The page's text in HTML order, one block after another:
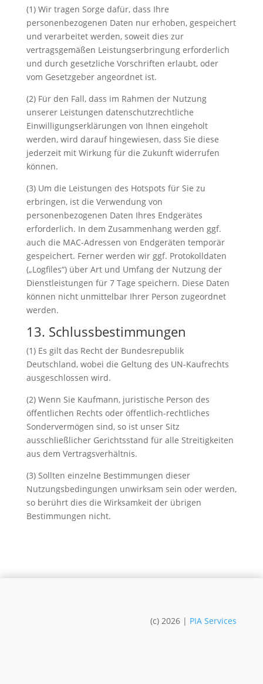
(1) Wir tragen Sorge dafür, dass Ihre
personenbezogenen Daten nur erhoben, gespeichert
und verarbeitet werden, soweit dies zur
vertragsgemäßen Leistungserbringung erforderlich
und durch gesetzliche Vorschriften erlaubt, oder
vom Gesetzgeber angeordnet ist.
(2) Für den Fall, dass im Rahmen der Nutzung
unserer Leistungen datenschutzrechtliche
Einwilligungserklärungen von Ihnen eingeholt
werden, wird darauf hingewiesen, dass Sie diese
jederzeit mit Wirkung für die Zukunft widerrufen
können.
(3) Um die Leistungen des Hotspots für Sie zu
erbringen, ist die Verwendung von
personenbezogenen Daten Ihres Endgerätes
erforderlich. In dem Zusammenhang werden ggf.
auch die MAC-Adressen von Endgeräten temporär
gespeichert. Ferner werden wir ggf. Protokolldaten
(„Logfiles“) über Art und Umfang der Nutzung der
Dienstleistungen für 7 Tage speichern. Diese Daten
können nicht unmittelbar Ihrer Person zugeordnet
werden.
13. Schlussbestimmungen
(1) Es gilt das Recht der Bundesrepublik
Deutschland, wobei die Geltung des UN-Kaufrechts
ausgeschlossen wird.
(2) Wenn Sie Kaufmann, juristische Person des
öffentlichen Rechts oder öffentlich-rechtliches
Sondervermögen sind, so ist unser Sitz
ausschließlicher Gerichtsstand für alle Streitigkeiten
aus dem Vertragsverhältnis.
(3) Sollten einzelne Bestimmungen dieser
Nutzungsbedingungen unwirksam sein oder werden,
so berührt dies die Wirksamkeit der übrigen
Bestimmungen nicht.
(c) 2026 | PIA Services